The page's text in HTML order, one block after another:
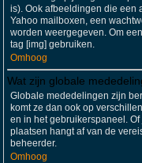
is). Ook afbeeldingen die een
Yahoo mailboxen, een
worden weergegeven. Om
tag [img] gebruiken.
Omhoog
Wat zijn globale
Globale mededelingen zijn
komt ze dan ook op
en in het gebruikerspaneel.
plaatsen hangt af van de
beheerder.
Omhoog